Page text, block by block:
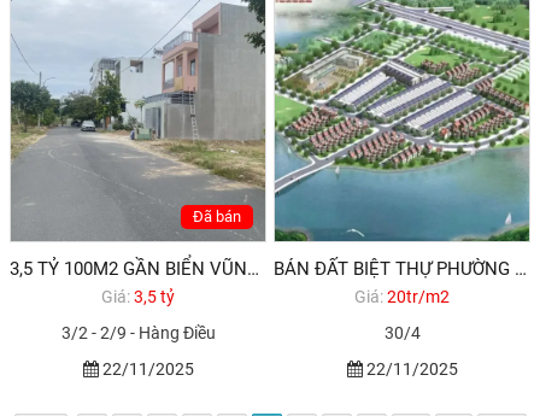
Đã bán
3,5 TỶ 100M2 GẦN BIỂN VŨNG TÀU PHƯỜNG 11
Giá:3,5 tỷ
3/2 - 2/9 - Hàng Điều
22/11/2025
BÁN ĐẤT BIỆT THỰ PHƯỜNG 12 VŨNG TÀU
Giá:20tr/m2
30/4
22/11/2025